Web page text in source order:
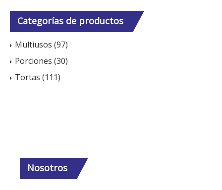
Categorías de productos
Multiusos (97)
Porciones (30)
Tortas (111)
Nosotros